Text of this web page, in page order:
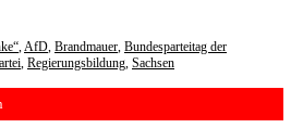
,AfD, Brandmauer, Bundesparteitag der
, Regierungsbildung, Sachsen